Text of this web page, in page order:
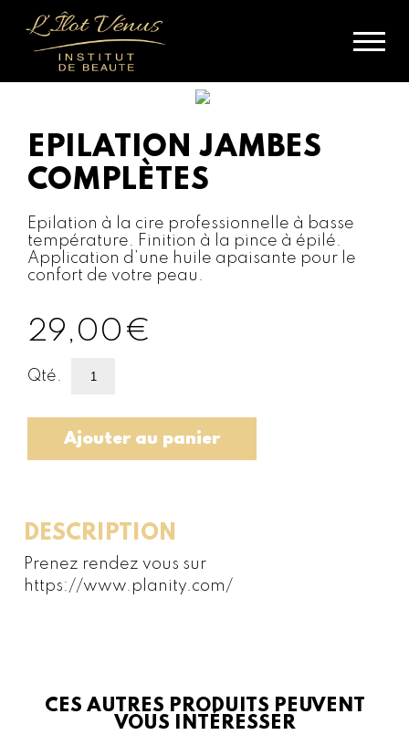
EPILATION JAMBES
COMPLÈTES
Epilation à la cire professionnelle à basse
température. Finition à la pince à épilé.
Application d’une huile apaisante pour le
confort de votre peau.
29,00 €
Qté. quantité
Jambes
Ajouter au panier
DESCRIPTION
Prenez rendez vous sur
https://www.planity.com/
CES AUTRES PRODUITS PEUVENT
VOUS INTÉRESSER